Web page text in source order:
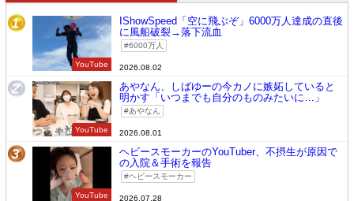
1
YouTube
IShowSpeed「空に飛ぶぞ」6000万人達成の直後
に風船破裂→落下流血
6000万人
2026.08.02
2
YouTube
あやなん、しばゆーの今カノに嫉妬していると
明かす「いつまでも自分のものみたいに…」
あやなん
2026.08.01
3
YouTube
ヘビースモーカーのYouTuber、不摂生が原因で
の入院＆手術を報告
ヘビースモーカー
2026.07.28